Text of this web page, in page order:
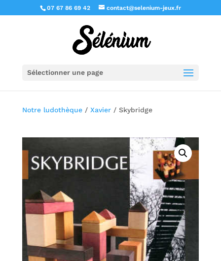
07 67 86 69 42 contact@selenium-jeux.fr
Sélectionner une page
Notre ludothèque/ Xavier/ Skybridge